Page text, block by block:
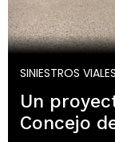
SINIESTROS
Un
Concejo